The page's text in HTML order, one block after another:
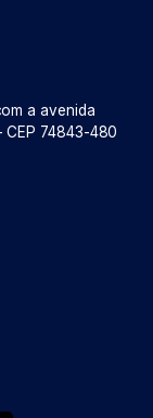
a avenida
CEP 74843-480